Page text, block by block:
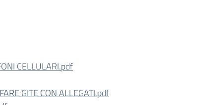
CELLULARI.pdf
GITE CON ALLEGATI.pdf